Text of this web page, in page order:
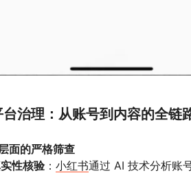
治理：从账号到内容的全链
面的严格筛查
性核验： 小红书通过 AI 技术分析账